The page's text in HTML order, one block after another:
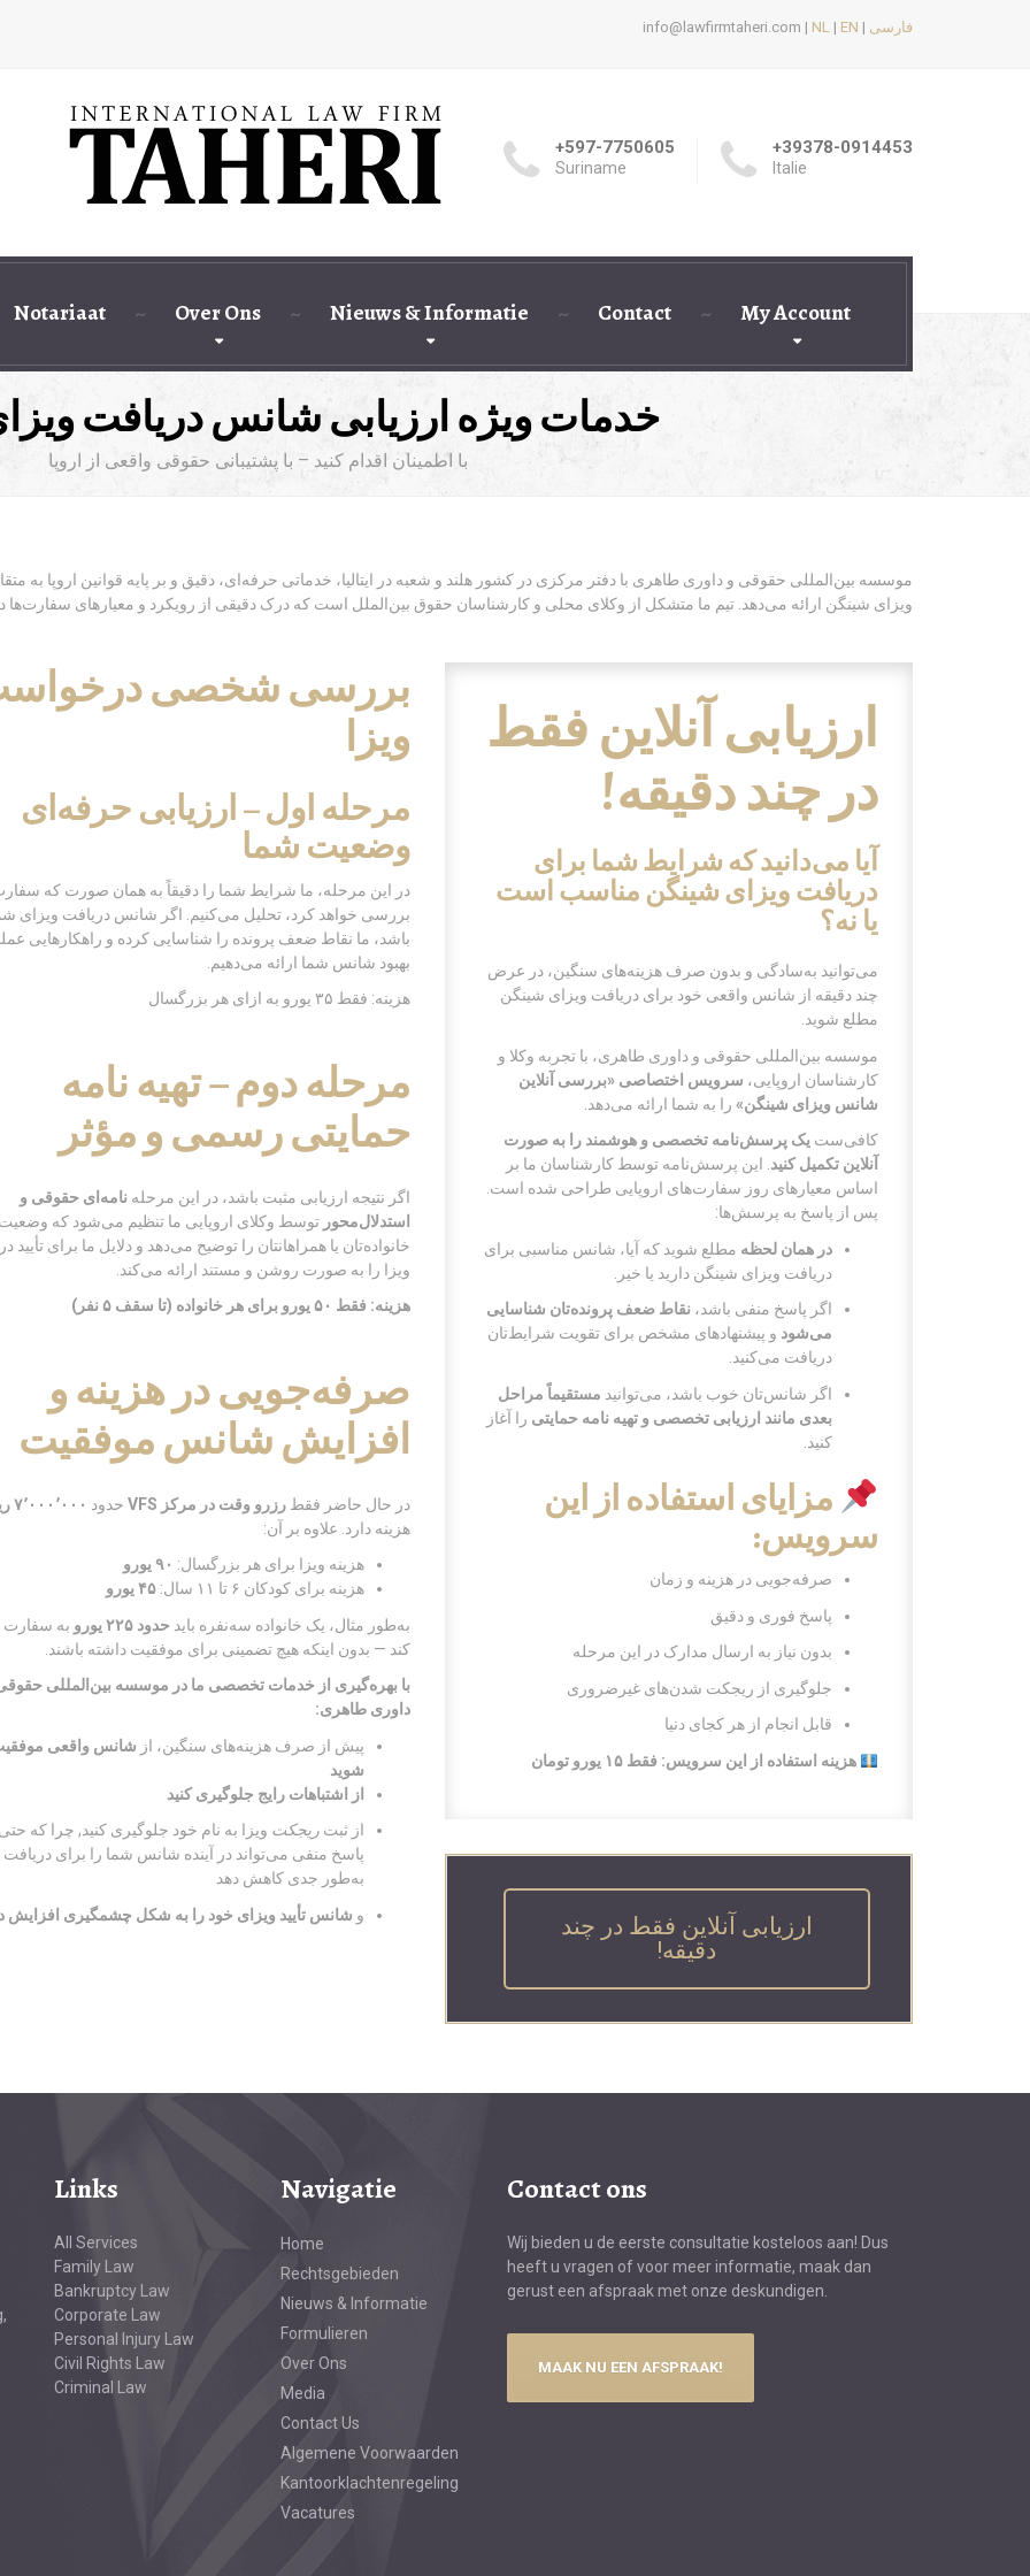
info@lawfirmtaheri.com | NL | EN | فارسی
+597-7750605
Suriname
+39378-0914453
Italie
Notariaat Over Ons Nieuws & Informatie Contact My Account
خدمات ویژه ارزیابی شانس دریافت
با اطمینان اقدام کنید – با پشتیبانی حقوقی واقعی از اروپا
موسسه بین‌المللی حقوقی و داوری طاهری با دفتر مرکزی در کشور هلند و شعبه‌ در ایتالیا، خدماتی حرفه‌ای، دقیق و بر پایه قوانین اروپا به
ویزای شینگن ارائه می‌دهد. تیم ما متشکل از وکلای محلی و کارشناسان حقوق بین‌الملل است که درک دقیقی از رویکرد و معیارهای سفارت‌ها
بررسی شخصی‌
ویزا
مرحله اول – ارزیابی حرفه‌ای
وضعیت شما
در این مرحله، ما شرایط شما را دقیقاً به همان صورت که
بررسی خواهد کرد، تحلیل می‌کنیم. اگر شانس دریافت ویزای
باشد، ما نقاط ضعف پرونده را شناسایی کرده و راهکارهایی
بهبود شانس شما ارائه می‌دهیم.
هزینه: فقط ۳۵ یورو به ازای هر بزرگسال
مرحله دوم – تهیه نامه
حمایتی رسمی و مؤثر
اگر نتیجه ارزیابی مثبت باشد، در این مرحلهنامه‌ای حقوقی و
استدلال‌محور توسط وکلای اروپایی ما تنظیم می‌شود که
خانواده‌تان یا همراهانتان را توضیح می‌دهد و دلایل ما برای
ویزا را به صورت روشن و مستند ارائه می‌کند.
هزینه: فقط ۵۰ یورو برای هر خانواده (تا سقف ۵ نفر)
صرفه‌جویی در هزینه و
افزایش شانس موفقیت
در حال حاضر فقطرزرو وقت در مرکز حدود ۷٬۰۰۰ ٬۰۰۰
هزینه دارد. علاوه بر آن:
هزینه ویزا برای هر بزرگسال: ۹۰ یورو
هزینه برای کودکان ۶ تا ۱۱ سال:
۴۵ یورو
به‌طور مثال، یک خانواده سه‌نفره باید حدود۲۲۵ یورو به سفارت
کند — بدون اینکه هیچ تضمینی برای موفقیت داشته باشند.
با بهره‌گیری از خدمات تخصصی ما در موسسه بین‌المللی
داوری طاهری:
پیش از صرف هزینه‌های سنگین، از شانس واقعی
شوید
از اشتباهات رایج جلوگیری کنید
از ثبتریجکت ویزا به نام خود جلوگیری کنید, چرا که
پاسخ منفی می‌تواند در آینده شانس شما را برای دریافت
به‌طور جدی کاهش دهد
و شانس تأیید ویزای خود را به شکل چشمگیری افزایش
ارزیابی آنلاین فقط
در چند دقیقه!
آیا می‌دانید که شرایط شما برای
دریافت ویزای شینگن مناسب است
یا نه؟
می‌توانید به‌سادگی و بدون صرف هزینه‌های سنگین، در عرض
چند دقیقه از شانس واقعی خود برای دریافت ویزای شینگن
مطلع شوید.
موسسه بین‌المللی حقوقی و داوری طاهری، با تجربه وکلا و
کارشناسان اروپایی، سرویس اختصاصی «بررسی آنلاین
شانس ویزای شینگن» را به شما ارائه می‌دهد.
کافی‌ست یک پرسش‌نامه تخصصی و هوشمند را به صورت
آنلاین تکمیل کنید . این پرسش‌نامه توسط کارشناسان ما بر
اساس معیارهای روز سفارت‌های اروپایی طراحی شده است.
پس از پاسخ به پرسش‌ها:
در همان لحظه مطلع شوید که آیا، شانس مناسبی برای
دریافت ویزای شینگن دارید یا خیر.
اگر پاسخ منفی باشد، نقاط ضعف پرونده‌تان شناسایی
می‌شود و پیشنهادهای مشخص برای تقویت شرایط‌تان
دریافت می‌کنید.
اگر شانس‌تان خوب باشد، می‌توانید مستقیماً مراحل
بعدی مانند ارزیابی تخصصی و تهیه نامه حمایتی را آغاز
کنید.
مزایای استفاده از این
سرویس:
صرفه‌جویی در هزینه و زمان
پاسخ فوری و دقیق
بدون نیاز به ارسال مدارک در این مرحله
جلوگیری از ریجکت شدن‌های غیرضروری
قابل انجام از هر کجای دنیا
هزینه استفاده از این سرویس: فقط ۱۵ یورو تومان
ارزیابی آنلاین فقط در چند
دقیقه!
Links
All Services
Family Law
Bankruptcy Law
Corporate Law
Personal Injury Law
Civil Rights Law
Criminal Law
Navigatie
Home
Rechtsgebieden
Nieuws & Informatie
Formulieren
Over Ons
Media
Contact Us
Algemene Voorwaarden
Kantoorklachtenregeling
Vacatures
Contact ons
Wij bieden u de eerste consultatie kosteloos aan! Dus
heeft u vragen of voor meer informatie, maak dan
gerust een afspraak met onze deskundigen.
MAAK NU EEN AFSPRAAK!